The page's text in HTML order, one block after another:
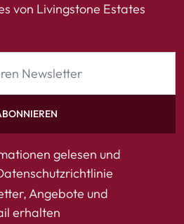
von Livingstone Estates
gelesen und
Angebote und
erhalten